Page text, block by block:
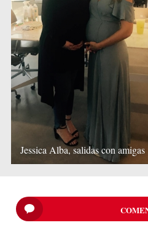
Jessica Alba, salidas con amigas